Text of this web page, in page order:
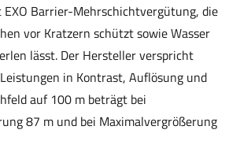
Barrier-Mehrschichtvergütung, die
vor Kratzern schützt sowie Wasser
lässt. Der Hersteller verspricht
in Kontrast, Auflösung und
auf 100 m beträgt bei
87 m und bei Maximalvergrößerung